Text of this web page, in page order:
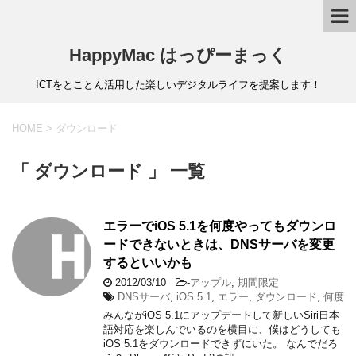
HappyMac はっぴーまっく
ICTをとことん活用した楽しいデジタルライフを提案します！
HOME > ダウンロード
「 ダウンロード 」 一覧
エラーでiOS 5.1を何度やってもダウンロ
ードできないときは、DNSサーバを変更
するといいかも
2012/03/10 -アップル 期間限定
DNSサーバ iOS 5.1 エラー ダウンロード 何度
みんながiOS 5.1にアップデートして新しいSiri日本
語対応を楽しんでいるのを横目に、僕はどうしても
iOS 5.1をダウンロードできずにいた。 なんでだろ